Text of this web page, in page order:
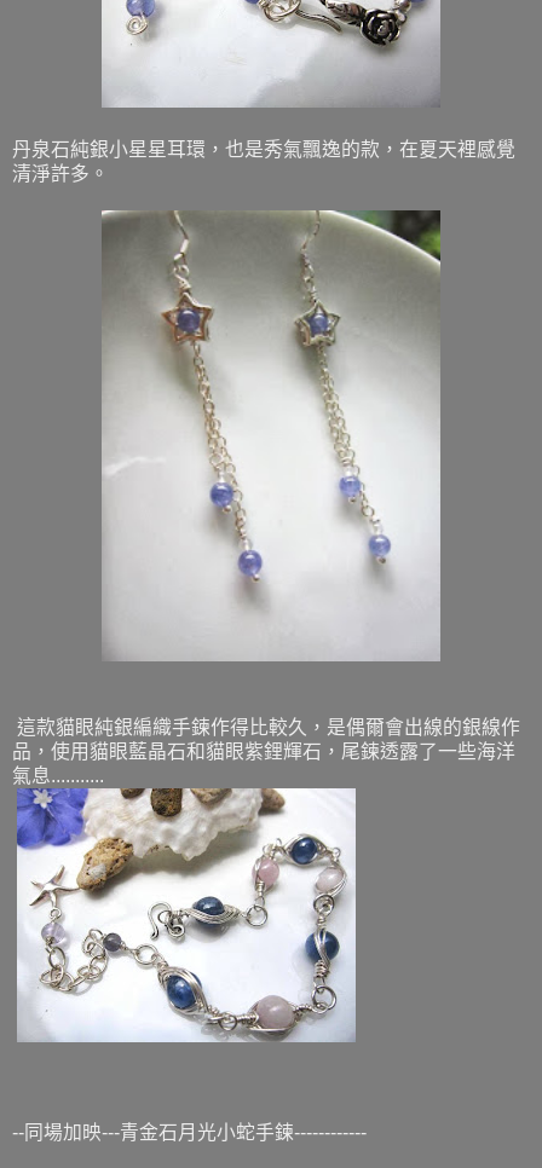
丹泉石純銀小星星耳環，也是秀氣飄逸的款，在夏天裡感覺
清淨許多。
這款貓眼純銀編織手鍊作得比較久，是偶爾會出線的銀線作
品，使用貓眼藍晶石和貓眼紫鋰輝石，尾鍊透露了一些海洋
氣息...........
--同場加映---青金石月光小蛇手鍊------------